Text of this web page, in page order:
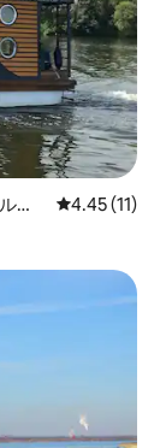
の
レビュー11
4.45 (11)